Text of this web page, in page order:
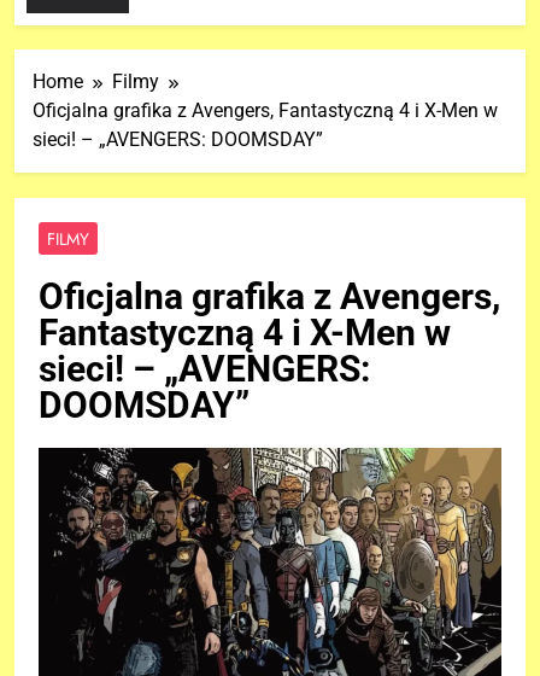
Home
Filmy
Oficjalna grafika z Avengers, Fantastyczną 4 i X-Men w
sieci! – „AVENGERS: DOOMSDAY”
FILMY
Oficjalna grafika z Avengers,
Fantastyczną 4 i X-Men w
sieci! – „AVENGERS:
DOOMSDAY”